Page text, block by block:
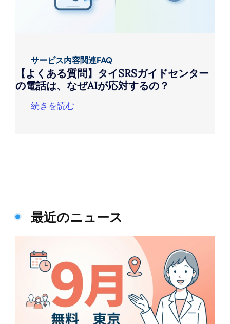
サービス内容関連FAQ
【よくある質問】タイSRSガイドセンター
の電話は、なぜAIが応対するの？
続きを読む
最近のニュース